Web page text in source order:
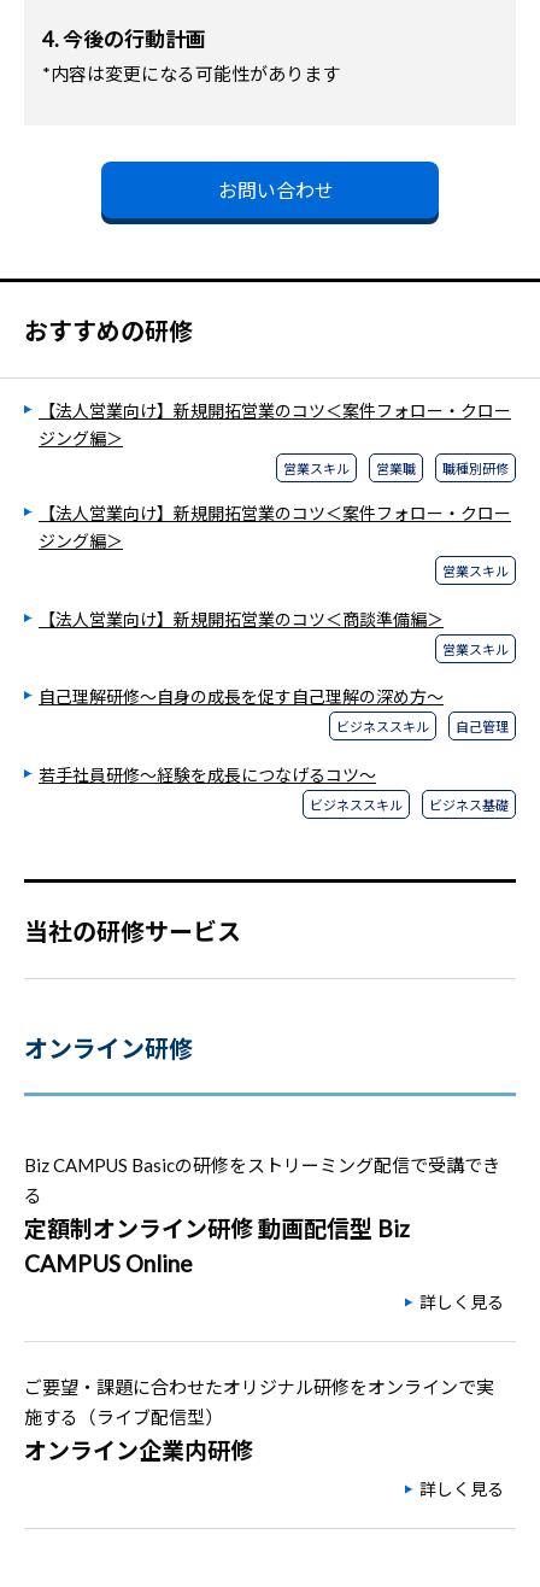
4. 今後の行動計画
*内容は変更になる可能性があります
お問い合わせ
おすすめの研修
【法人営業向け】新規開拓営業のコツ＜案件フォロー・クロー
ジング編＞
営業スキル 営業職 職種別研修
【法人営業向け】新規開拓営業のコツ＜案件フォロー・クロー
ジング編＞
営業スキル
【法人営業向け】新規開拓営業のコツ＜商談準備編＞
営業スキル
自己理解研修～自身の成長を促す自己理解の深め方～
ビジネススキル 自己管理
若手社員研修～経験を成長につなげるコツ～
ビジネススキル ビジネス基礎
当社の研修サービス
オンライン研修
Biz CAMPUS Basicの研修をストリーミング配信で受講でき
る
定額制オンライン研修 動画配信型 Biz
CAMPUS Online
詳しく見る
ご要望・課題に合わせたオリジナル研修をオンラインで実
施する（ライブ配信型）
オンライン企業内研修
詳しく見る